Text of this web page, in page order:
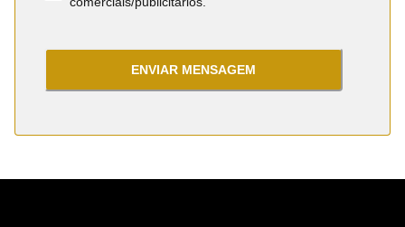
ENVIAR MENSAGEM